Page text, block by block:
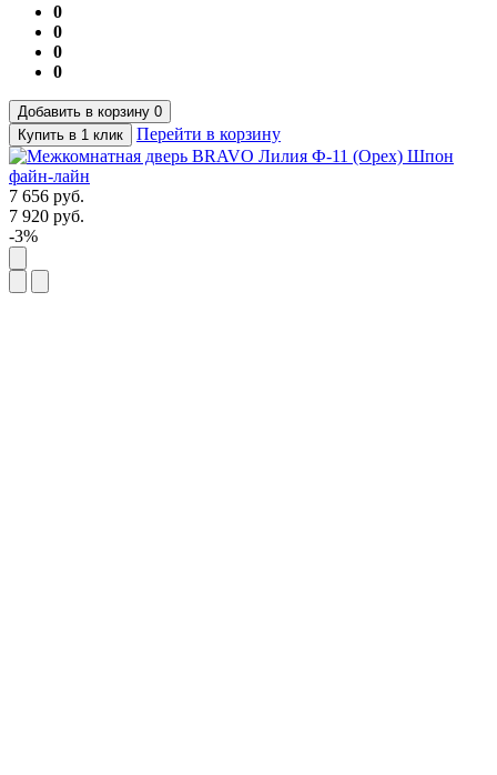
0
0
0
0
Добавить в корзину 0
Купить в 1 клик
Перейти в корзину
7 656 руб.
7 920 руб.
-3%